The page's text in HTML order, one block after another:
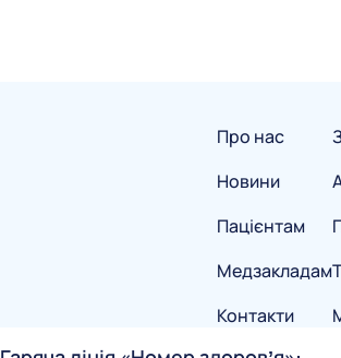
Про нас
Новини
Пацієнтам
Медзакладам
Контакти